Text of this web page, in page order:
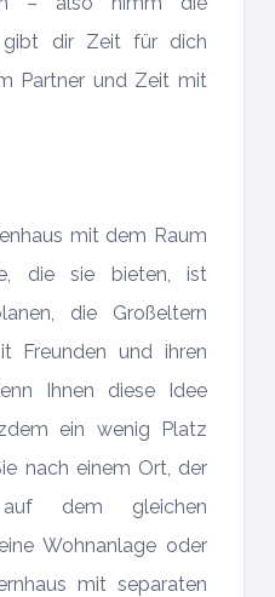
gibt dir Zeit für dich
Partner und Zeit mit
mit dem Raum
die sie bieten, ist
die Großeltern
Freunden und ihren
Ihnen diese Idee
ein wenig Platz
nach einem Ort, der
dem gleichen
Wohnanlage oder
mit separaten